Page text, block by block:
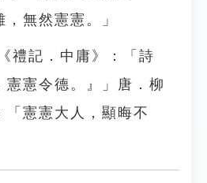
無然憲憲。」
禮記．中庸》：「詩
憲憲令德。』」唐．柳
「憲憲大人，顯晦不